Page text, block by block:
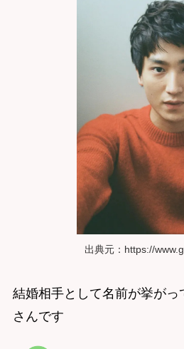
出典元：https://
結婚相手として名前が挙がっ
さんです